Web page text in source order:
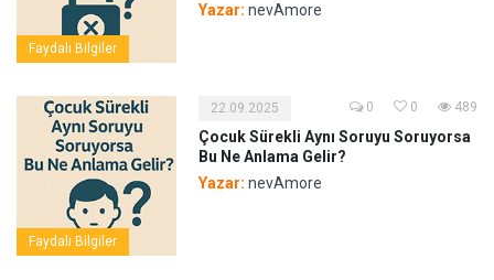
Faydalı Bilgiler
Yazar: nevAmore
Faydalı Bilgiler
22.09.2025 0 0 489
Çocuk Sürekli Aynı Soruyu Soruyorsa
Bu Ne Anlama Gelir?
Yazar: nevAmore